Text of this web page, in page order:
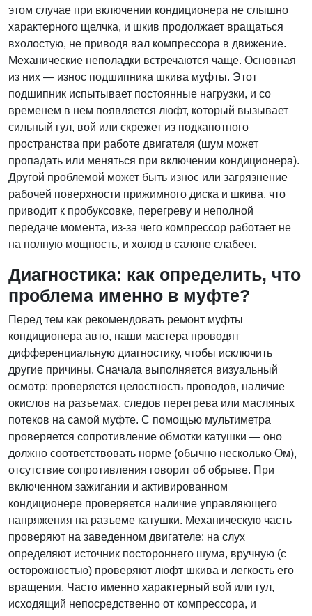
этом случае при включении кондиционера не слышно
характерного щелчка, и шкив продолжает вращаться
вхолостую, не приводя вал компрессора в движение.
Механические неполадки встречаются чаще. Основная
из них — износ подшипника шкива муфты. Этот
подшипник испытывает постоянные нагрузки, и со
временем в нем появляется люфт, который вызывает
сильный гул, вой или скрежет из подкапотного
пространства при работе двигателя (шум может
пропадать или меняться при включении кондиционера).
Другой проблемой может быть износ или загрязнение
рабочей поверхности прижимного диска и шкива, что
приводит к пробуксовке, перегреву и неполной
передаче момента, из-за чего компрессор работает не
на полную мощность, и холод в салоне слабеет.
Диагностика: как определить, что
проблема именно в муфте?
Перед тем как рекомендовать ремонт муфты
кондиционера авто, наши мастера проводят
дифференциальную диагностику, чтобы исключить
другие причины. Сначала выполняется визуальный
осмотр: проверяется целостность проводов, наличие
окислов на разъемах, следов перегрева или масляных
потеков на самой муфте. С помощью мультиметра
проверяется сопротивление обмотки катушки — оно
должно соответствовать норме (обычно несколько Ом),
отсутствие сопротивления говорит об обрыве. При
включенном зажигании и активированном
кондиционере проверяется наличие управляющего
напряжения на разъеме катушки. Механическую часть
проверяют на заведенном двигателе: на слух
определяют источник постороннего шума, вручную (с
осторожностью) проверяют люфт шкива и легкость его
вращения. Часто именно характерный вой или гул,
исходящий непосредственно от компрессора, и